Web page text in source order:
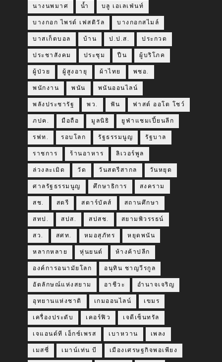
นางนพมาศ น้ำ บลู เอเลเฟ่นท์
บางกอก ไพรด์ เฟสติวัล บางกอกสไมล์
บาสเก็ตบอล บ้าน ป.ป.ส. ประกวด
ประชาสังคม ประชุม ปืน ผู้บริโภค
ผู้ป่วย ผู้สูงอายุ ผ้าไทย พชอ.
พนักงาน พนัน พนันออนไลน์
พลังประชารัฐ พว. ฟัน ฟาสต์ ออโต โชว์
ภปค. มือถือ มูลนิธิ ยูฟ่าแชมเปี้ยนลีก
รฟท. รอบโลก รัฐธรรมนูญ รัฐบาล
ราชการ ร้านอาหาร ลิเวอร์พูล
ล่วงละเมิด วัด วันสตรีสากล วันหยุด
ศาลรัฐธรรมนูญ ศึกษาธิการ สงคราม
สช. สตรี สตาร์บัคส์ สถานศึกษา
สทป. สปส. สปสช. สยามพิวรรธน์
สว. สศท. หมอสุภัทร หยุดพนัน
หลากหลาย หุ่นยนต์ ห้างค้าปลีก
องค์การอนามัยโลก อนุทิน ชาญวีรกูล
อัตลักษณ์แห่งสยาม อาชีวะ อำนาจเจริญ
อุทยานแห่งชาติ เกมออนไลน์ เขมร
เครื่องประดับ เคอร์ฟิว เจดีเซ็นทรัล
เจแอนด์ที เอ็กซ์เพรส เบาหวาน เพลง
เมสซี่ เมาน์เท่น บี เมืองเศรษฐกิจพอเพียง